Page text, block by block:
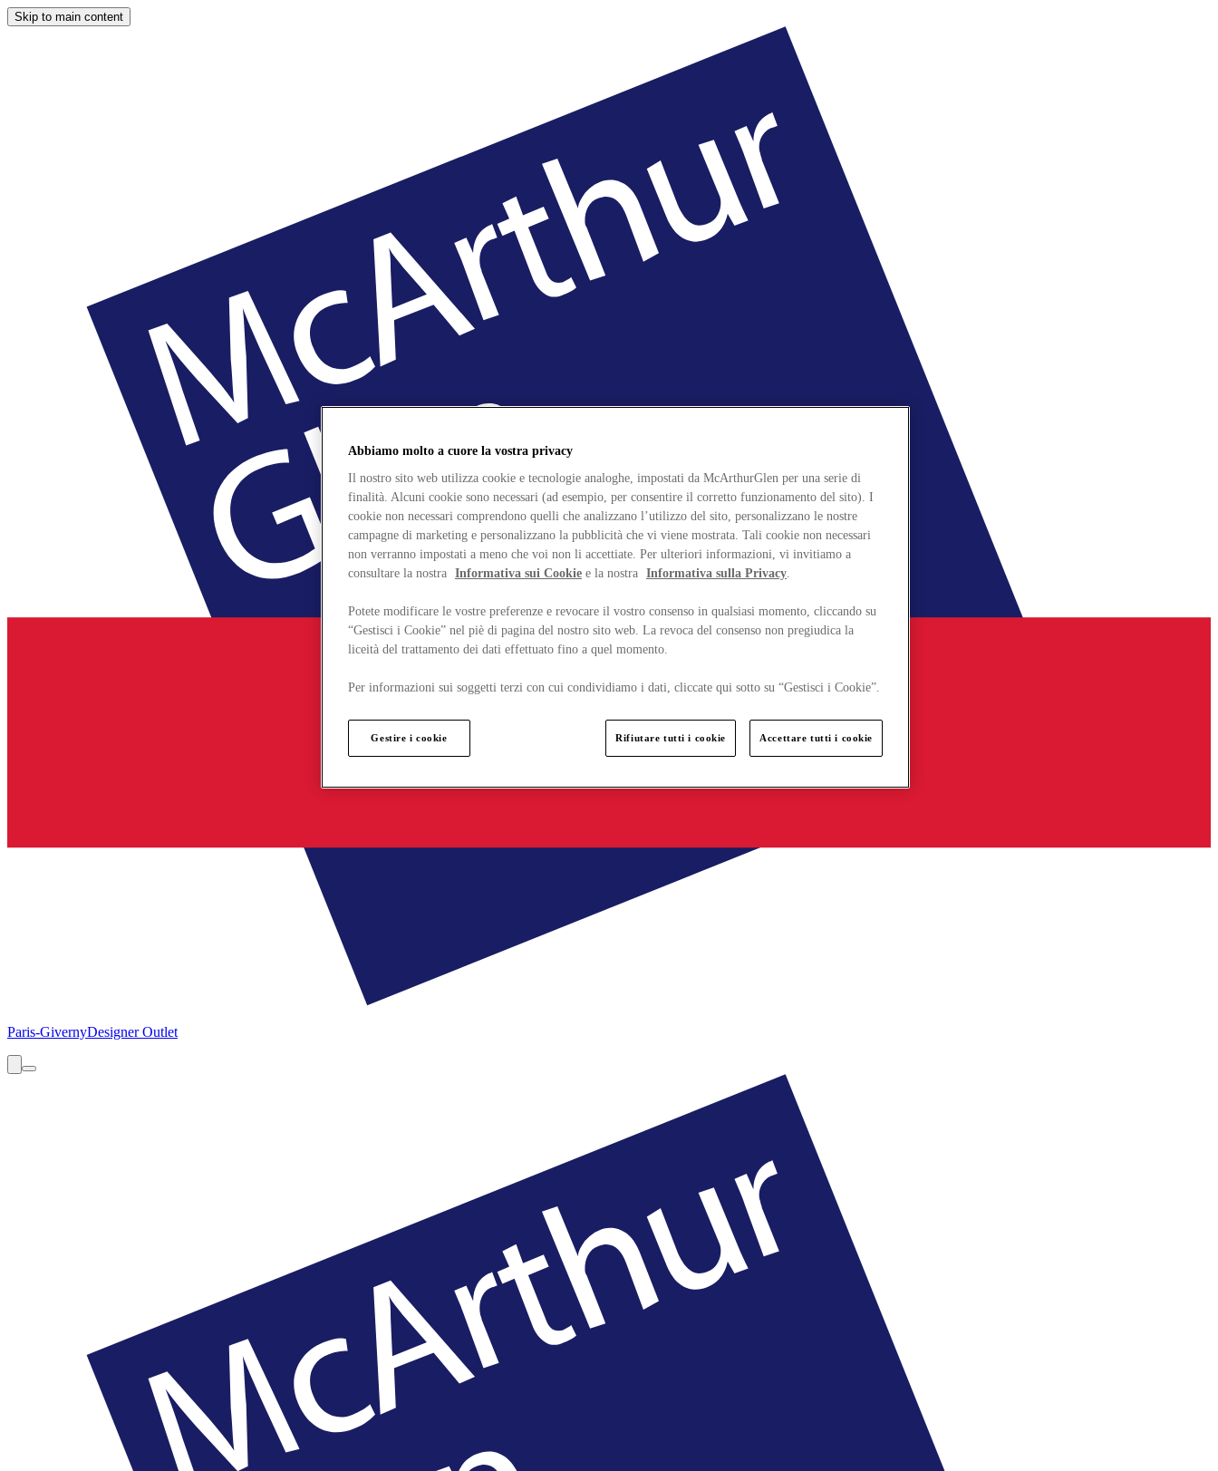
Skip to main content
Paris-GivernyDesigner Outlet
Abbiamo molto a cuore la vostra privacy
Il nostro sito web utilizza cookie e tecnologie analoghe, impostati da McArthurGlen per una serie di
finalità. Alcuni cookie sono necessari (ad esempio, per consentire il corretto funzionamento del sito). I
cookie non necessari comprendono quelli che analizzano l’utilizzo del sito, personalizzano le nostre
campagne di marketing e personalizzano la pubblicità che vi viene mostrata. Tali cookie non necessari
non verranno impostati a meno che voi non li accettiate. Per ulteriori informazioni, vi invitiamo a
consultare la nostra Informativa sui Cookie e la nostra Informativa sulla Privacy.
Potete modificare le vostre preferenze e revocare il vostro consenso in qualsiasi momento, cliccando su
“Gestisci i Cookie” nel piè di pagina del nostro sito web. La revoca del consenso non pregiudica la
liceità del trattamento dei dati effettuato fino a quel momento.
Per informazioni sui soggetti terzi con cui condividiamo i dati, cliccate qui sotto su “Gestisci i Cookie”.
Gestire i cookie Rifiutare tutti i cookie Accettare tutti i cookie